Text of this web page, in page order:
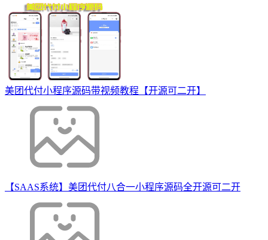
美团代付小程序源码带视频教程【开源可二开】
【SAAS系统】美团代付八合一小程序源码全开源可二开